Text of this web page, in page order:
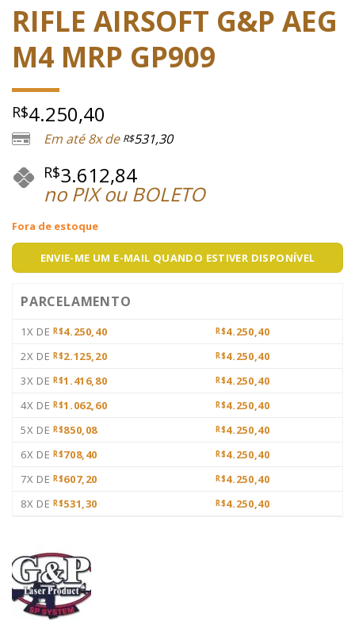
RIFLE AIRSOFT G&P AEG
M4 MRP GP909
R$4.250,40
Em até 8x de R$531,30
R$3.612,84
no PIX ou BOLETO
Fora de estoque
ENVIE-ME UM E-MAIL QUANDO ESTIVER DISPONÍVEL
PARCELAMENTO
1X DE R$4.250,40 R$4.250,40
2X DE R$2.125,20 R$4.250,40
3X DE R$1.416,80 R$4.250,40
4X DE R$1.062,60 R$4.250,40
5X DE R$850,08 R$4.250,40
6X DE R$708,40 R$4.250,40
7X DE R$607,20 R$4.250,40
8X DE R$531,30 R$4.250,40